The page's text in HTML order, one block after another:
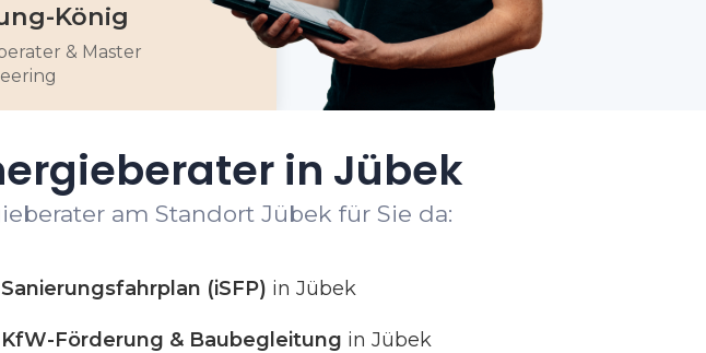
König
& Master
in Jübek
am Standort Jübek für Sie da:
Sanierungsfahrplan (iSFP) in Jübek
KfW-Förderung & Baubegleitung in Jübek